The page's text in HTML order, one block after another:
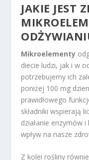
JAKIE JEST
Mikroelementy
diecie ludzi, jak i w
potrzebujemy ich
poniżej 100 mg
prawidłowego
składniki wspierają
działanie enzymów
wpływ na nasze
Z kolei rośliny